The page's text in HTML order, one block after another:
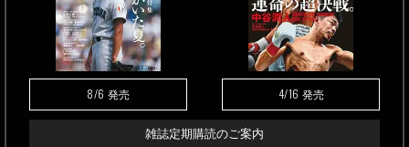
8/6 発売 4/16 発売
雑誌定期購読のご案内